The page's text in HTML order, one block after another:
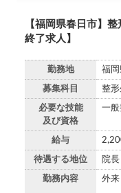
【福岡県春日市】
終了求人】
勤務地 福岡
募集科目 整
必要な技能
及び資格
一
給与
待遇する地位 院
勤務内容 外来